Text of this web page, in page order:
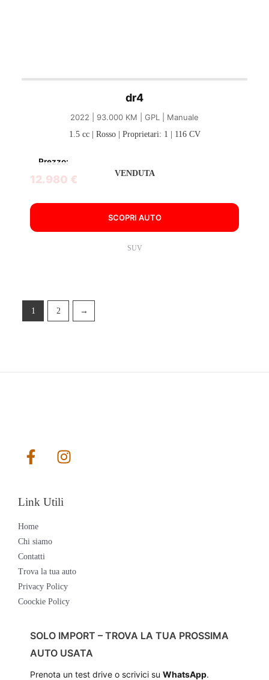
VENDUTA
dr4
2022 | 93.000 KM | GPL | Manuale
1.5 cc | Rosso | Proprietari: 1 | 116 CV
Prezzo:
12.980 €
SCOPRI AUTO
SUV
1 2 →
Link Utili
Home
Chi siamo
Contatti
Trova la tua auto
Privacy Policy
Coockie Policy
SOLO IMPORT – TROVA LA TUA PROSSIMA
AUTO USATA
Prenota un test drive o scrivici su WhatsApp.